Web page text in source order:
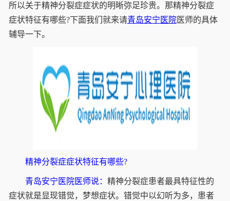
所以关于精神分裂症症状的明晰弥足珍贵。那精神分裂症
症状特征有哪些?下面我们就来请青岛安宁医院医师的具体
辅导一下。
精神分裂症症状特征有哪些?
青岛安宁医院医师说： 精神分裂症患者最具特征性的
症状就是显现错觉，梦想症状。错觉中以幻听为多，患者